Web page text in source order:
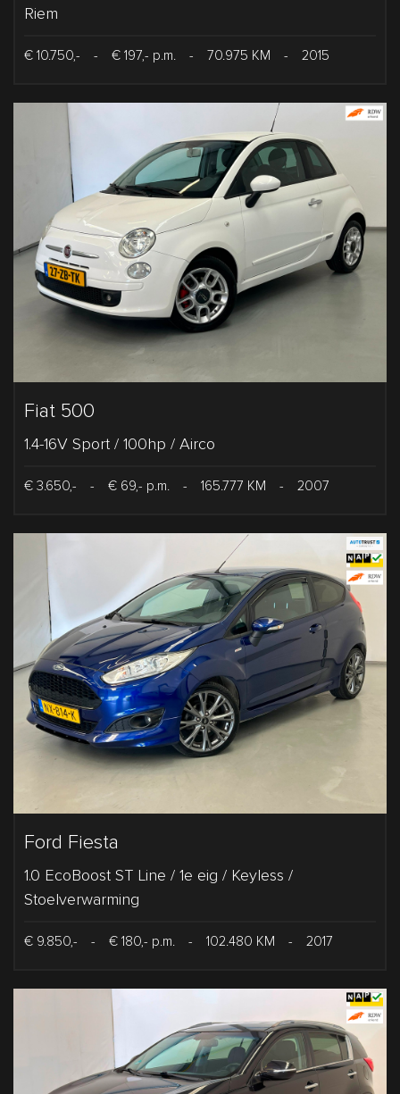
Riem
€ 10.750,- - € 197,- p.m. - 70.975 KM - 2015
Fiat 500
1.4-16V Sport / 100hp / Airco
€ 3.650,- - € 69,- p.m. - 165.777 KM - 2007
Ford Fiesta
1.0 EcoBoost ST Line / 1e eig / Keyless /
Stoelverwarming
€ 9.850,- - € 180,- p.m. - 102.480 KM - 2017